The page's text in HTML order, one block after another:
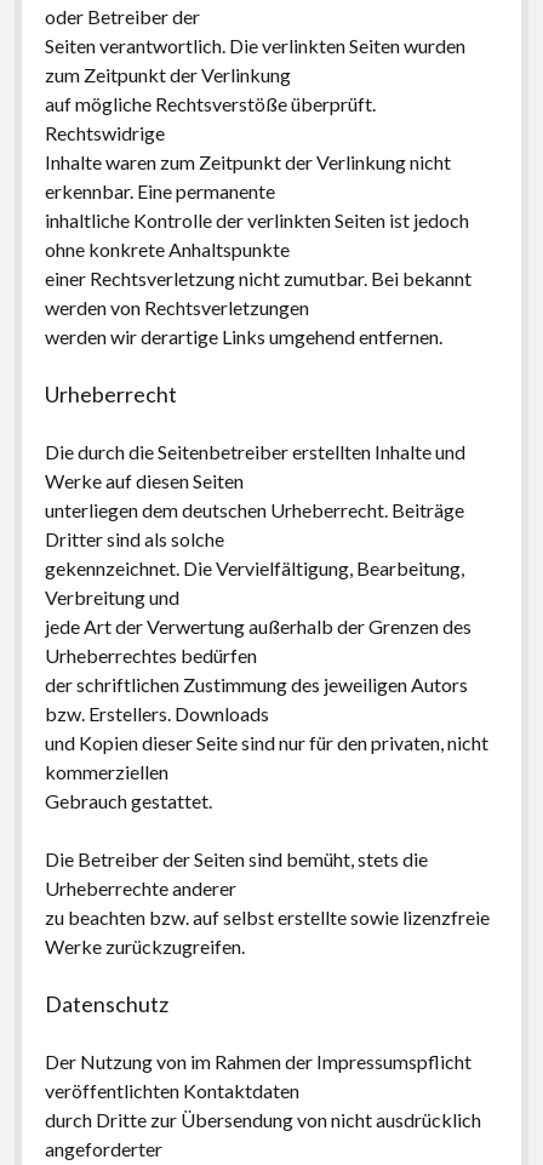
oder Betreiber der
Seiten verantwortlich. Die verlinkten Seiten wurden
zum Zeitpunkt der Verlinkung
auf mögliche Rechtsverstöße überprüft.
Rechtswidrige
Inhalte waren zum Zeitpunkt der Verlinkung nicht
erkennbar. Eine permanente
inhaltliche Kontrolle der verlinkten Seiten ist jedoch
ohne konkrete Anhaltspunkte
einer Rechtsverletzung nicht zumutbar. Bei bekannt
werden von Rechtsverletzungen
werden wir derartige Links umgehend entfernen.
Urheberrecht
Die durch die Seitenbetreiber erstellten Inhalte und
Werke auf diesen Seiten
unterliegen dem deutschen Urheberrecht. Beiträge
Dritter sind als solche
gekennzeichnet. Die Vervielfältigung, Bearbeitung,
Verbreitung und
jede Art der Verwertung außerhalb der Grenzen des
Urheberrechtes bedürfen
der schriftlichen Zustimmung des jeweiligen Autors
bzw. Erstellers. Downloads
und Kopien dieser Seite sind nur für den privaten, nicht
kommerziellen
Gebrauch gestattet.
Die Betreiber der Seiten sind bemüht, stets die
Urheberrechte anderer
zu beachten bzw. auf selbst erstellte sowie lizenzfreie
Werke zurückzugreifen.
Datenschutz
Der Nutzung von im Rahmen der Impressumspflicht
veröffentlichten Kontaktdaten
durch Dritte zur Übersendung von nicht ausdrücklich
angeforderter